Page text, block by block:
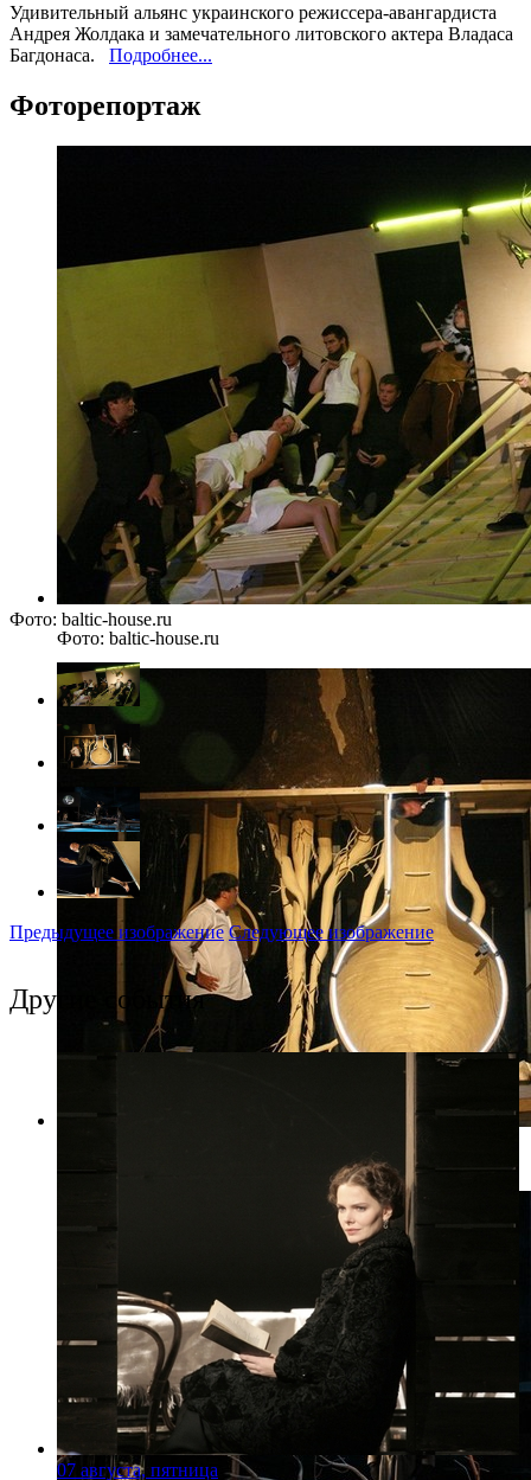
Удивительный альянс украинского режиссера-авангардиста
Андрея Жолдака и замечательного литовского актера Владаса
Багдонаса. Подробнее...
Фоторепортаж
Фото: baltic-house.ru
Фото: baltic-house.ru
Предыдущее изображение Следующее изображение
Другие события
07 августа, пятница